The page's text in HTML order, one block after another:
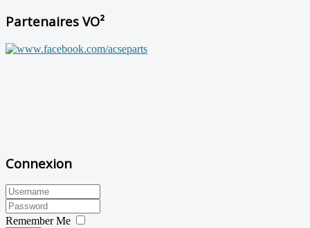
Partenaires VO²
Connexion
Remember Me